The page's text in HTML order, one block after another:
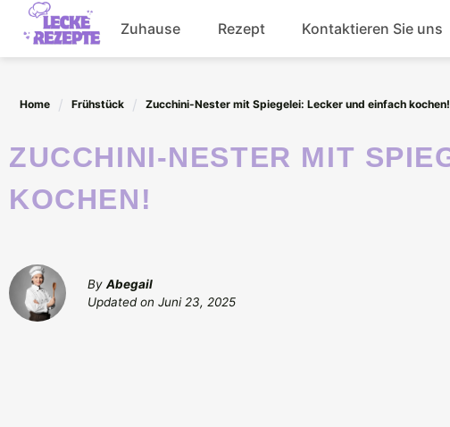
Skip
content
Zuhause Rezept Kontaktieren Sie uns
Home Frühstück Zucchini-Nester mit Spiegelei: Lecker und einfach kochen!
ZUCCHINI-NESTER MIT SPIEGELEI: LECKER UND EINFACH
KOCHEN!
By Abegail
Updated on Juni 23, 2025